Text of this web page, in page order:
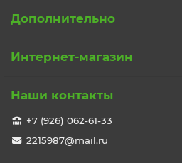
Дополнительно
Интернет-магазин
Наши контакты
+7 (926) 062-61-33
2215987@mail.ru